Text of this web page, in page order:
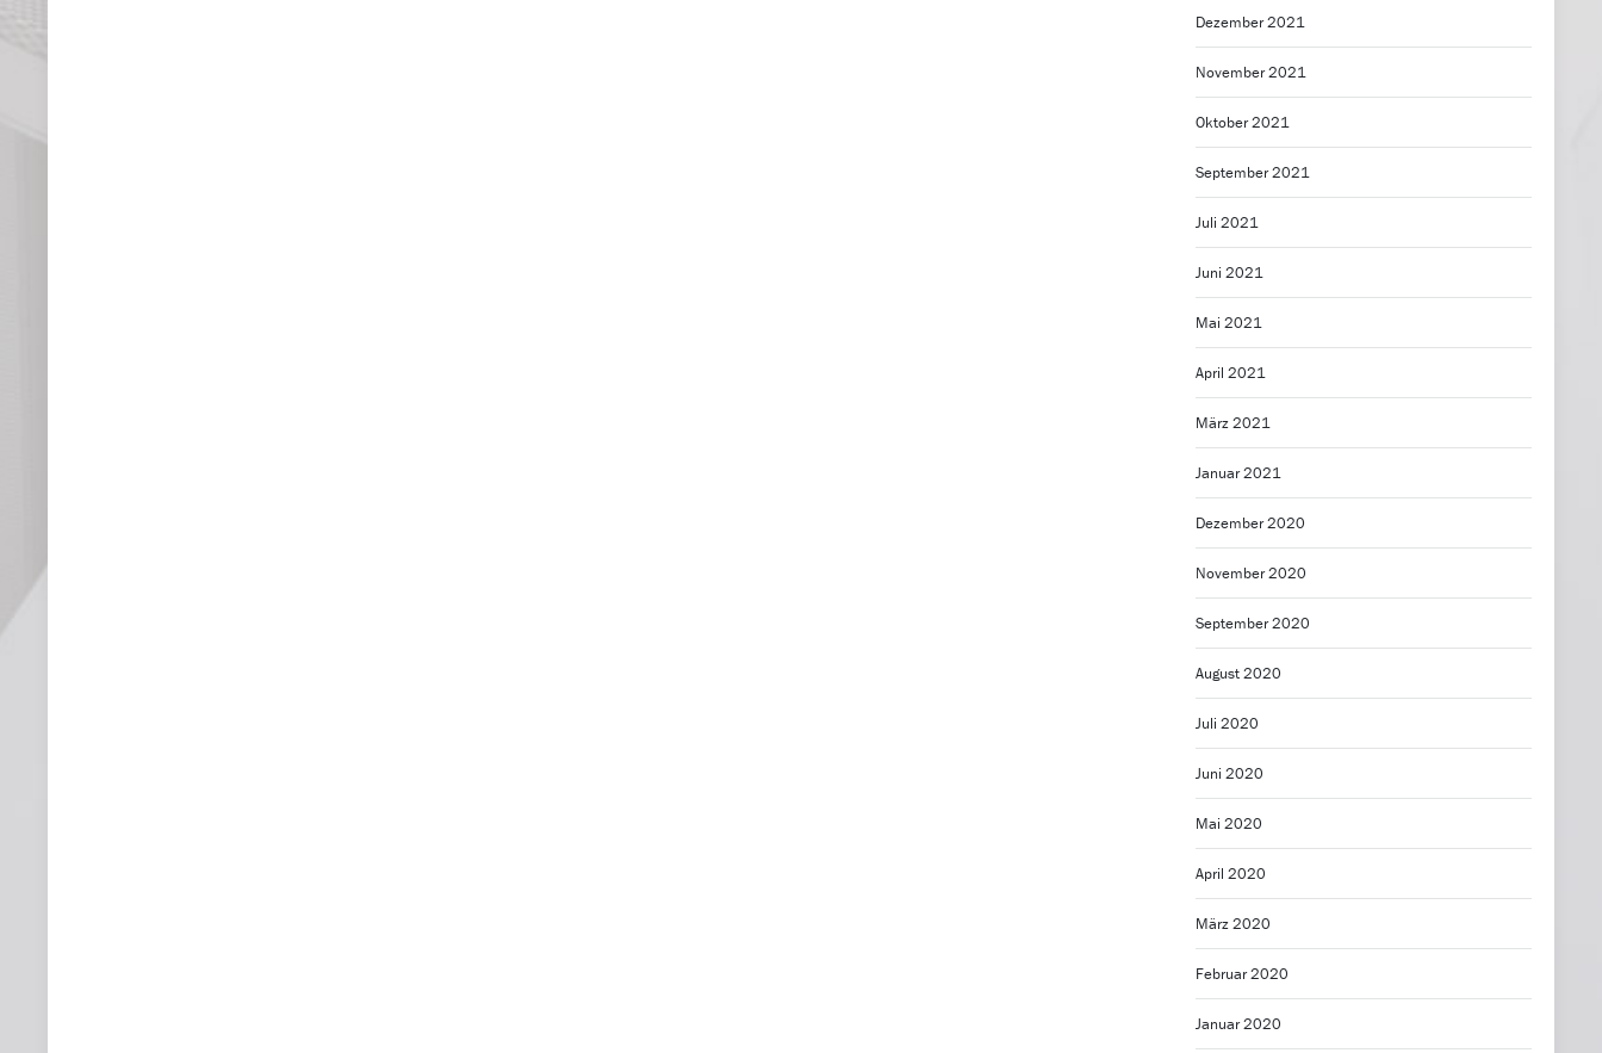
Dezember 2021
November 2021
Oktober 2021
September 2021
Juli 2021
Juni 2021
Mai 2021
April 2021
März 2021
Januar 2021
Dezember 2020
November 2020
September 2020
August 2020
Juli 2020
Juni 2020
Mai 2020
April 2020
März 2020
Februar 2020
Januar 2020